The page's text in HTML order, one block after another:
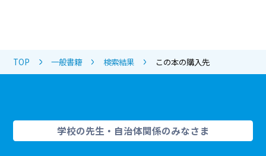
TOP 一般書籍 検索結果 この本の購入先
学校の先生・自治体関係のみなさま